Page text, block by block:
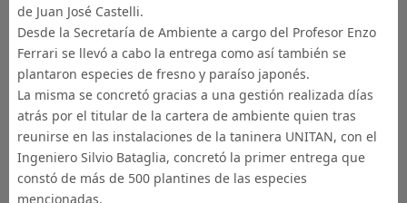
de Juan José Castelli.
Desde la Secretaría de Ambiente a cargo del Profesor Enzo
Ferrari se llevó a cabo la entrega como así también se
plantaron especies de fresno y paraíso japonés.
La misma se concretó gracias a una gestión realizada días
atrás por el titular de la cartera de ambiente quien tras
reunirse en las instalaciones de la taninera UNITAN, con el
Ingeniero Silvio Bataglia, concretó la primer entrega que
constó de más de 500 plantines de las especies
mencionadas.